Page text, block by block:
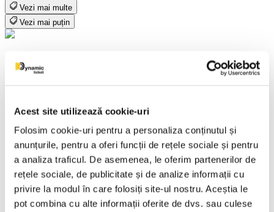
Acest site utilizează cookie-uri
Folosim cookie-uri pentru a personaliza conținutul și
anunțurile, pentru a oferi funcții de rețele sociale și pentru
a analiza traficul. De asemenea, le oferim partenerilor de
rețele sociale, de publicitate și de analize informații cu
privire la modul în care folosiți site-ul nostru. Aceștia le
pot combina cu alte informații oferite de dvs. sau culese
Vezi mai multe
Vezi mai puțin
MIZERABILII - Brasov
ora 19:00
Centrul Cultural Reduta , Brasov
Bucuresti
Teatru
Detalii eveniment